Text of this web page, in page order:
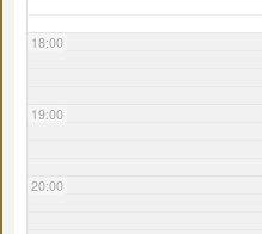
18:00
19:00
20:00